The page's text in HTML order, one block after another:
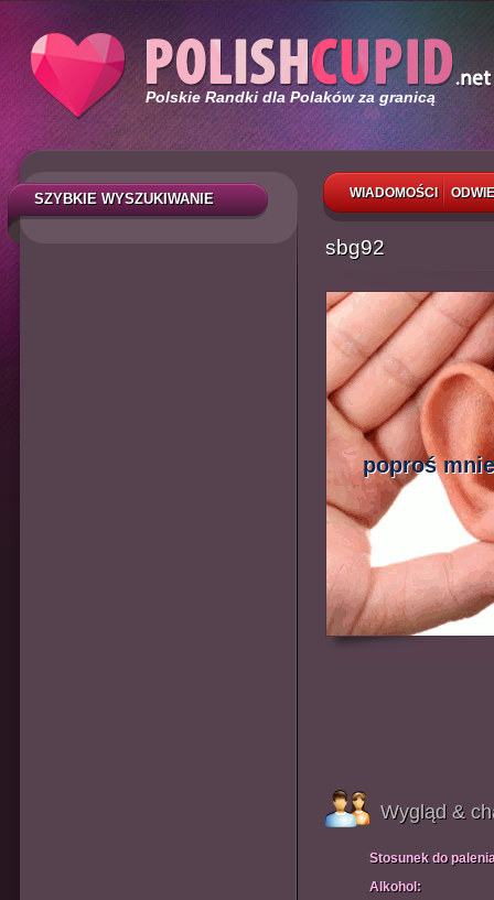
Polskie Randki dla Polaków za granicą
WIADOMOŚCI
SZYBKIE WYSZUKIWANIE
sbg92
poproś
Wygląd &
Stosunek do
Alkohol: